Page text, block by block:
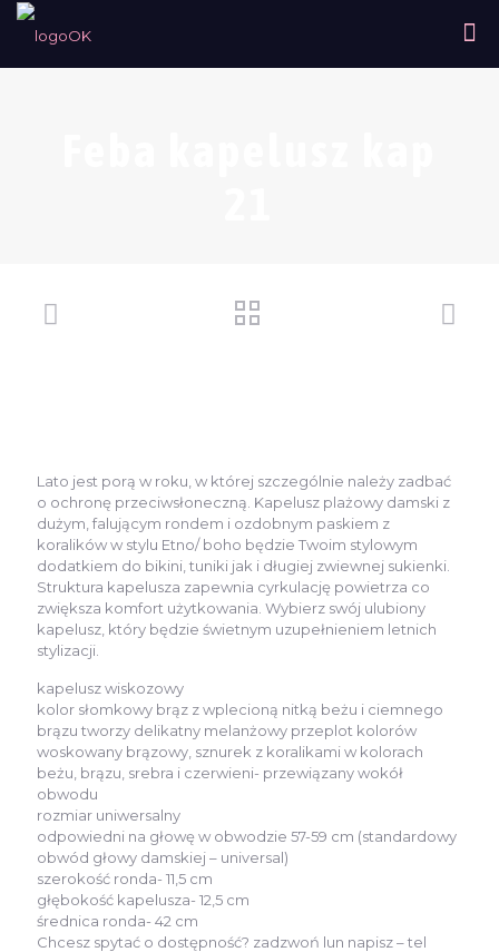
Lato jest porą w roku, w której szczególnie należy zadbać
o ochronę przeciwsłoneczną. Kapelusz plażowy damski z
dużym, falującym rondem i ozdobnym paskiem z
koralików w stylu Etno/ boho będzie Twoim stylowym
dodatkiem do bikini, tuniki jak i długiej zwiewnej sukienki.
Struktura kapelusza zapewnia cyrkulację powietrza co
zwiększa komfort użytkowania. Wybierz swój ulubiony
kapelusz, który będzie świetnym uzupełnieniem letnich
stylizacji.
kapelusz wiskozowy
kolor słomkowy brąz z wplecioną nitką beżu i ciemnego
brązu tworzy delikatny melanżowy przeplot kolorów
woskowany brązowy, sznurek z koralikami w kolorach
beżu, brązu, srebra i czerwieni- przewiązany wokół
obwodu
rozmiar uniwersalny
odpowiedni na głowę w obwodzie 57-59 cm (standardowy
obwód głowy damskiej – universal)
szerokość ronda- 11,5 cm
głębokość kapelusza- 12,5 cm
średnica ronda- 42 cm
Chcesz spytać o dostępność? zadzwoń lun napisz – tel